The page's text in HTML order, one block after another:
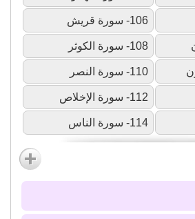
106- سورة قريش
108- سورة الكوثر
110- سورة النصر
112- سورة الإخلاص
114- سورة الناس